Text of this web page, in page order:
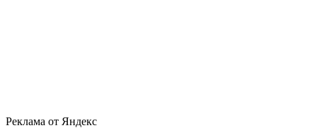
Реклама от Яндекс